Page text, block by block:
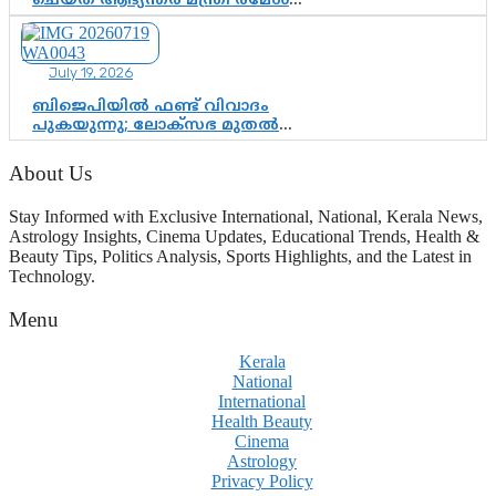
ചെന്നിത്തല; ആർ. ഹരികുമാറിന്റെ
സപ്തതി ആഘോഷങ്ങൾക്ക്
പ്രൗഢമായ തുടക്കം
July 19, 2026
ബിജെപിയിൽ ഫണ്ട് വിവാദം
പുകയുന്നു; ലോക്സഭ മുതൽ
നിയമസഭ വരെ 140 മണ്ഡലങ്ങളിലെ
ഫണ്ട് വിനിയോഗം
പരിശോധിക്കുമോ? കേന്ദ്രത്തിനും
ഘടകത്തോട് അതൃപ്തി
About Us
Stay Informed with Exclusive International, National, Kerala News,
Astrology Insights, Cinema Updates, Educational Trends, Health &
Beauty Tips, Politics Analysis, Sports Highlights, and the Latest in
Technology.
Menu
Kerala
National
International
Health Beauty
Cinema
Astrology
Privacy Policy